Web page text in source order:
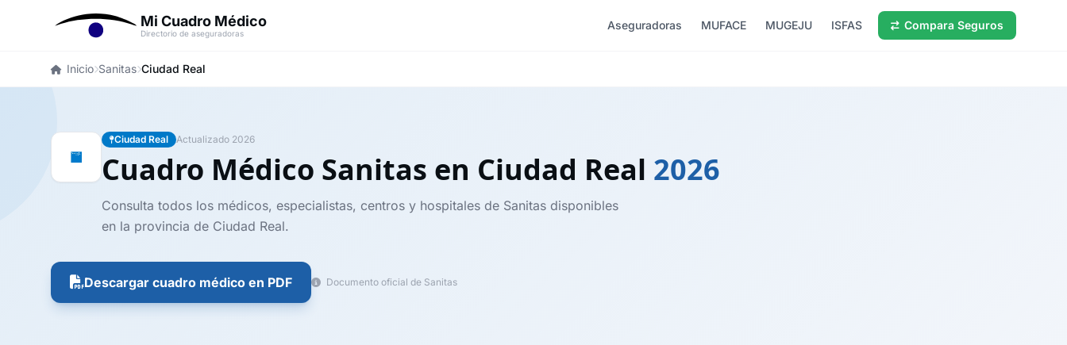
Mi Cuadro Médico
Directorio de aseguradoras
Aseguradoras MUFACE MUGEJU ISFAS Compara Seguros
Inicio Sanitas Ciudad Real
Ciudad Real Actualizado 2026
Cuadro Médico Sanitas en Ciudad Real 2026
Consulta todos los médicos, especialistas, centros y hospitales de Sanitas disponibles
en la provincia de Ciudad Real.
Descargar cuadro médico en PDF Documento oficial de Sanitas